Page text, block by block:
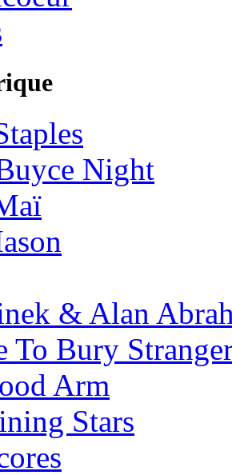
Night
& Alan
To Bury
Arm
Stars